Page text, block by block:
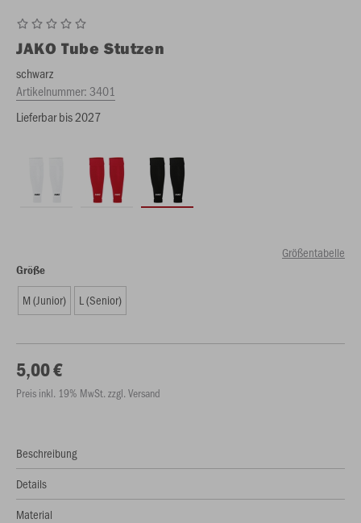
JAKO Tube Stutzen
schwarz
Artikelnummer:3401
Lieferbar bis 2027
Größentabelle
Größe
M (Junior) L (Senior)
5,00 €
Preis inkl. 19% MwSt. zzgl. Versand
Beschreibung
Details
Material